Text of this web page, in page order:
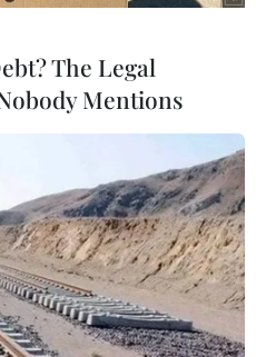
The Legal
Mentions